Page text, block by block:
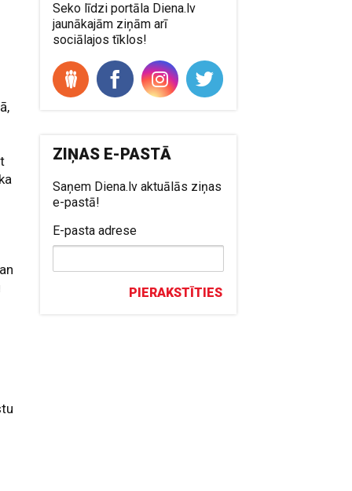
Seko līdzi portāla Diena.lv
jaunākajām ziņām arī
sociālajos tīklos!
ZIŅAS E-PASTĀ
Saņem Diena.lv aktuālās ziņas
e-pastā!
E-pasta adrese
PIERAKSTĪTIES